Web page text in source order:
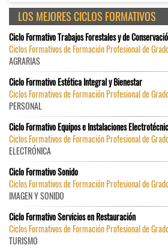
LOS MEJORES CICLOS FORMATIVOS
Ciclo Formativo Trabajos Forestales y de
Ciclos Formativos de Formación Profesional de
AGRARIAS
Ciclo Formativo Estética Integral y Bienestar
Ciclos Formativos de Formación Profesional de
PERSONAL
Ciclo Formativo Equipos e Instalaciones
Ciclos Formativos de Formación Profesional de
ELECTRÓNICA
Ciclo Formativo Sonido
Ciclos Formativos de Formación Profesional de
IMAGEN Y SONIDO
Ciclo Formativo Servicios en Restauración
Ciclos Formativos de Formación Profesional de
TURISMO